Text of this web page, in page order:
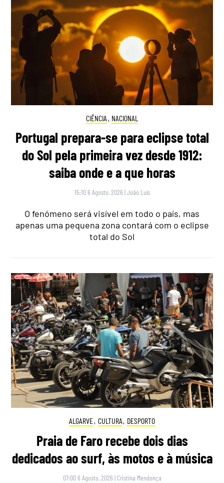
CIÊNCIA , NACIONAL
Portugal prepara-se para eclipse total
do Sol pela primeira vez desde 1912:
saiba onde e a que horas
15:10 6 Agosto, 2026 |João Luís
O fenómeno será visível em todo o país, mas
apenas uma pequena zona contará com o eclipse
total do Sol
ALGARVE, CULTURA, DESPORTO
Praia de Faro recebe dois dias
dedicados ao surf, às motos e à música
07:00 6 Agosto, 2026 | Cristina Mendonça